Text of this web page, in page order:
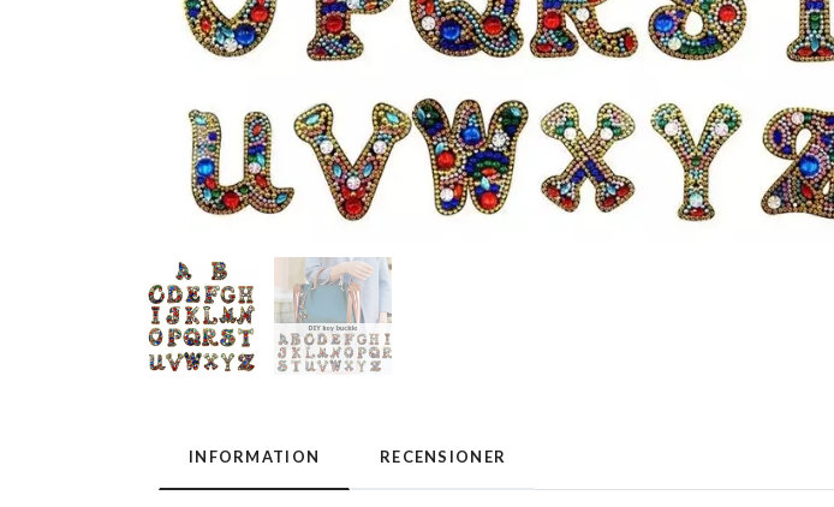
INFORMATION RECENSIONER